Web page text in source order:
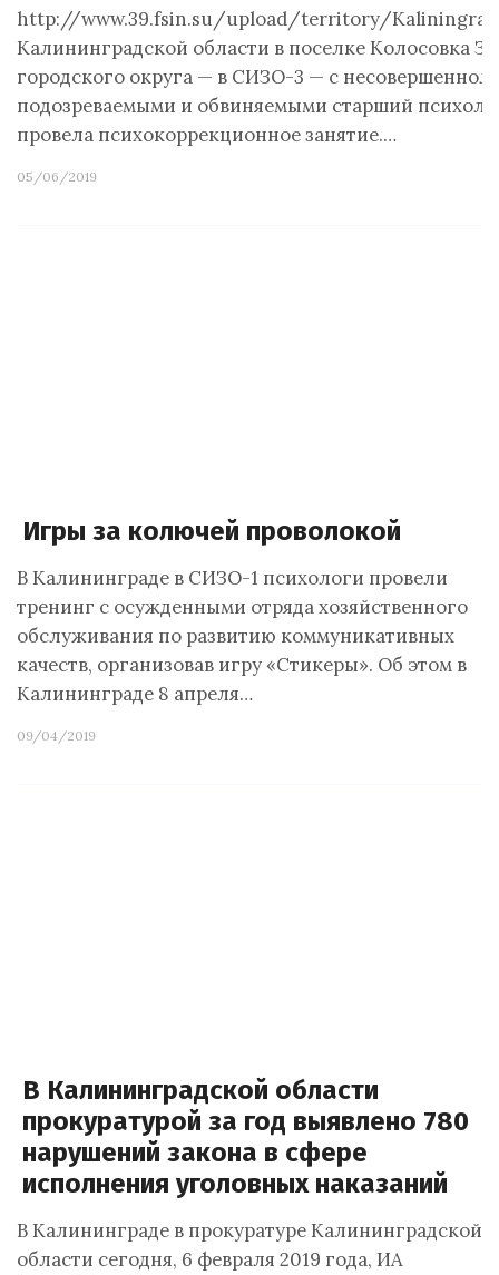
http://www.39.fsin.su/upload/territory/
Калининградской области в поселке Колосовка
городского округа — в СИЗО-3 — с
подозреваемыми и обвиняемыми старший
провела психокоррекционное занятие.…
05/06/2019
Игры за колючей проволокой
В Калининграде в СИЗО-1 психологи провели
тренинг с осужденными отряда хозяйственного
обслуживания по развитию коммуникативных
качеств, организовав игру «Стикеры». Об этом в
Калининграде 8 апреля…
09/04/2019
В Калининградской области
прокуратурой за год выявлено 780
нарушений закона в сфере
исполнения уголовных наказаний
В Калининграде в прокуратуре Калининградской
области сегодня, 6 февраля 2019 года, ИА